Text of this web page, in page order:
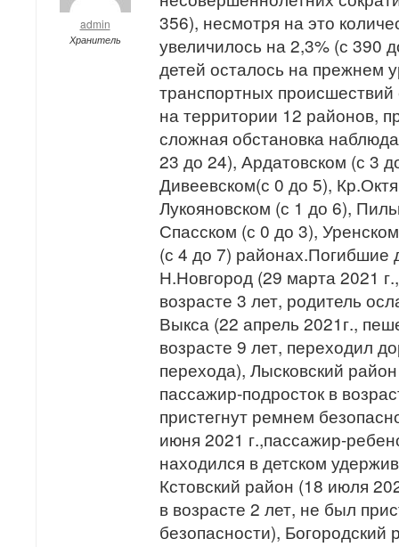
admin
Хранитель
356), несмотря на это
увеличилось на 2,3% (с 390
детей осталось на прежнем
транспортных происшествий
на территории 12 районов,
сложная обстановка
23 до 24), Ардатовском (с 3
Дивеевском(с 0 до 5),
Лукояновском (с 1 до 6),
Спасском (с 0 до 3),
(с 4 до 7) районах.Погибшие
Н.Новгород (29 марта 2021
возрасте 3 лет, родитель
Выкса (22 апрель 2021г.,
возрасте 9 лет, переходил
перехода), Лысковский
пассажир-подросток в
пристегнут ремнем
июня 2021 г.,пассажир-
находился в детском
Кстовский район (18 июля
в возрасте 2 лет, не был
безопасности), Богородский